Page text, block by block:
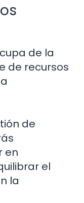
de la
de recursos
de
en
el
la